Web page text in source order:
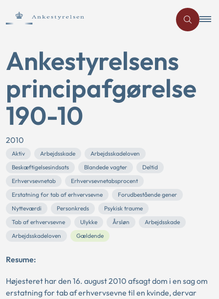
Ankestyrelsens
principafgørelse
190-10
2010
Aktiv Arbejdsskade
Arbejdsskadeloven
Beskæftigelsesindsats
Blandede vagter
Deltid
Erhvervsevnetab
Erhvervsevnetabsprocent
Erstatning for tab af erhvervsevne
Forudbestående gener
Nytteværdi
Personkreds
Psykisk traume
Tab af erhvervsevne
Ulykke Årsløn
Arbejdsskade
Arbejdsskadeloven
Gældende
Resume:
Højesteret har den 16. august 2010 afsagt dom i en sag om
erstatning for tab af erhvervsevne til en kvinde, dervar